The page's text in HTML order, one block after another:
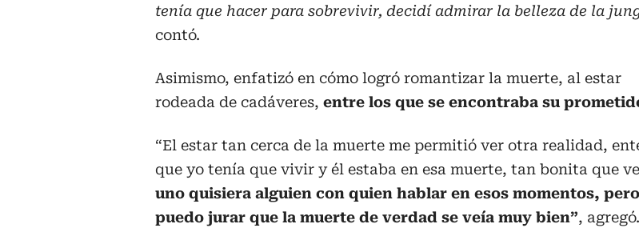
tenía que hacer para sobrevivir, decidí admirar la belleza de la
contó.
Asimismo, enfatizó en cómo logró romantizar la muerte, al estar
rodeada de cadáveres, entre los que se encontraba su
“El estar tan cerca de la muerte me permitió ver otra realidad,
que yo tenía que vivir y él estaba en esa muerte, tan bonita que
uno quisiera alguien con quien hablar en esos momentos, pero
puedo jurar que la muerte de verdad se veía muy bien”, agregó.